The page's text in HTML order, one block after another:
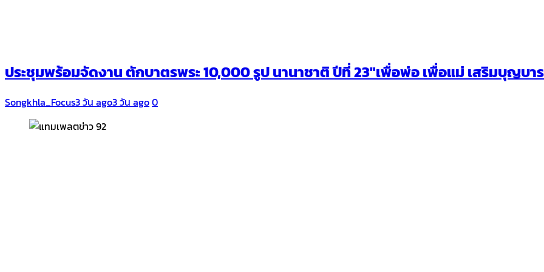
ประชุมพร้อมจัดงาน ตักบาตรพระ 10,000 รูป นานาชาติ ปีที่ 23″เพื่อพ่อ เพื่อแม่ เสริมบุญบา
Songkhla_Focus3 วัน ago3 วัน ago0